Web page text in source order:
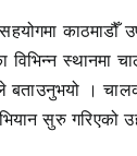
काठमाडौँ
स्थानमा
बताउनुभयो ।
सुरु गरिएको